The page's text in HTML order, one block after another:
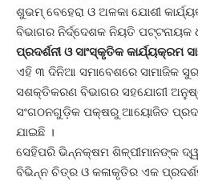
ଶୁଭମ୍‌ ବେହେରା ଓ ଅଳକା ଯୋଶୀ
ବିଭାଗର ନିର୍ଦ୍ଦେଶକ ନିୟତି ପଟ୍ଟନାୟକ
ପ୍ରଦର୍ଶନୀ ଓ ସାଂସ୍କୃତିକ କାର୍ଯ୍ୟକ୍ରମ
ଏହି ୩ ଦିନିଆ ସମାବେଶରେ ସାମାଜିକ
ସଶକ୍ତିକରଣ ବିଭାଗର ସହଯୋଗୀ
ସଂଗଠନଗୁଡ଼ିକ ପକ୍ଷରୁ ଆୟୋଜିତ
ଯାଇଛି ।
ସେହିପରି ଭିନ୍ନକ୍ଷମ ଶିଳ୍ପୀମାନଙ୍କ
ବିଭିନ୍ନ ଚିତ୍ର ଓ କଳାକୃତିର ଏକ